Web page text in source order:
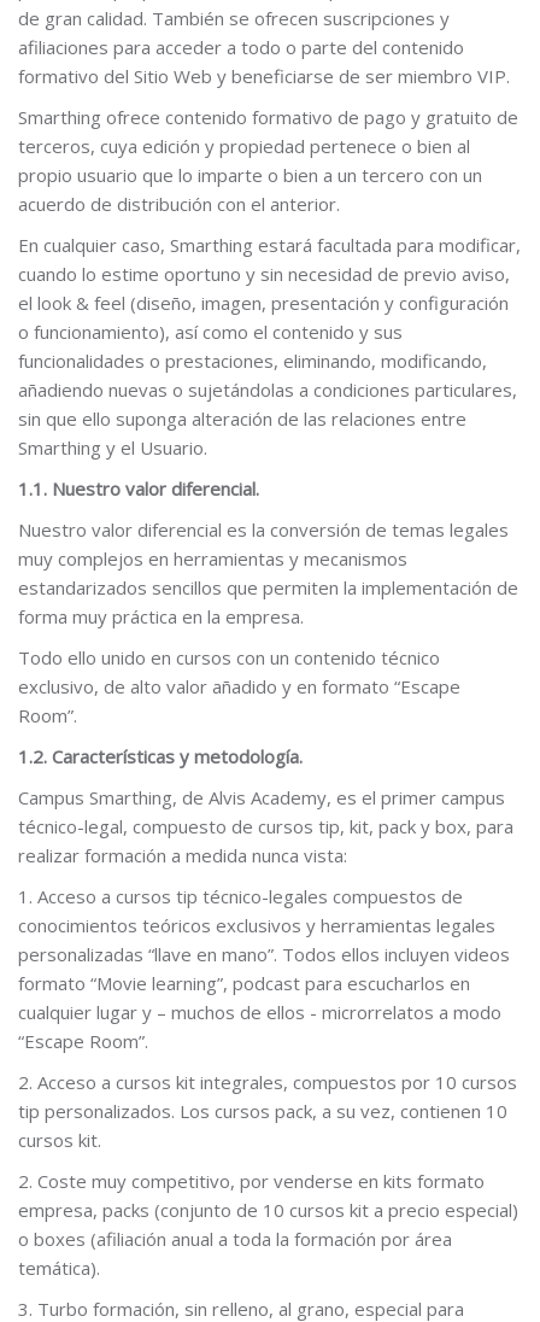
de gran calidad. También se ofrecen suscripciones y
afiliaciones para acceder a todo o parte del contenido
formativo del Sitio Web y beneficiarse de ser miembro VIP.
Smarthing ofrece contenido formativo de pago y gratuito de
terceros, cuya edición y propiedad pertenece o bien al
propio usuario que lo imparte o bien a un tercero con un
acuerdo de distribución con el anterior.
En cualquier caso, Smarthing estará facultada para modificar,
cuando lo estime oportuno y sin necesidad de previo aviso,
el look & feel (diseño, imagen, presentación y configuración
o funcionamiento), así como el contenido y sus
funcionalidades o prestaciones, eliminando, modificando,
añadiendo nuevas o sujetándolas a condiciones particulares,
sin que ello suponga alteración de las relaciones entre
Smarthing y el Usuario.
1.1. Nuestro valor diferencial.
Nuestro valor diferencial es la conversión de temas legales
muy complejos en herramientas y mecanismos
estandarizados sencillos que permiten la implementación de
forma muy práctica en la empresa.
Todo ello unido en cursos con un contenido técnico
exclusivo, de alto valor añadido y en formato “Escape
Room”.
1.2. Características y metodología.
Campus Smarthing, de Alvis Academy, es el primer campus
técnico-legal, compuesto de cursos tip, kit, pack y box, para
realizar formación a medida nunca vista:
1. Acceso a cursos tip técnico-legales compuestos de
conocimientos teóricos exclusivos y herramientas legales
personalizadas “llave en mano”. Todos ellos incluyen videos
formato “Movie learning”, podcast para escucharlos en
cualquier lugar y – muchos de ellos - microrrelatos a modo
“Escape Room”.
2. Acceso a cursos kit integrales, compuestos por 10 cursos
tip personalizados. Los cursos pack, a su vez, contienen 10
cursos kit.
2. Coste muy competitivo, por venderse en kits formato
empresa, packs (conjunto de 10 cursos kit a precio especial)
o boxes (afiliación anual a toda la formación por área
temática).
3. Turbo formación, sin relleno, al grano, especial para